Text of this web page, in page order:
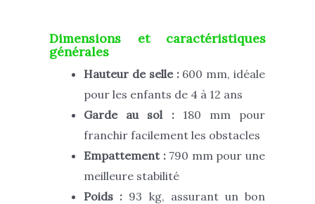
Dimensions et caractéristiques
générales
Hauteur de selle :600 mm, idéale
pour les enfants de 4 à 12 ans
Garde au sol :180 mm pour
franchir facilement les obstacles
Empattement :790 mm pour une
meilleure stabilité
Poids : 93 kg, assurant un bon